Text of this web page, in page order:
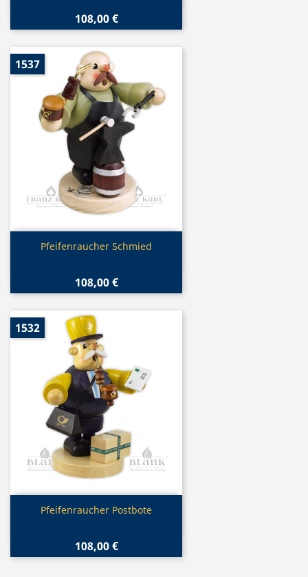
108,00 €
Vorschau
Pfeifenraucher Schmied
108,00 €
1537
Vorschau
Pfeifenraucher Postbote
108,00 €
1532